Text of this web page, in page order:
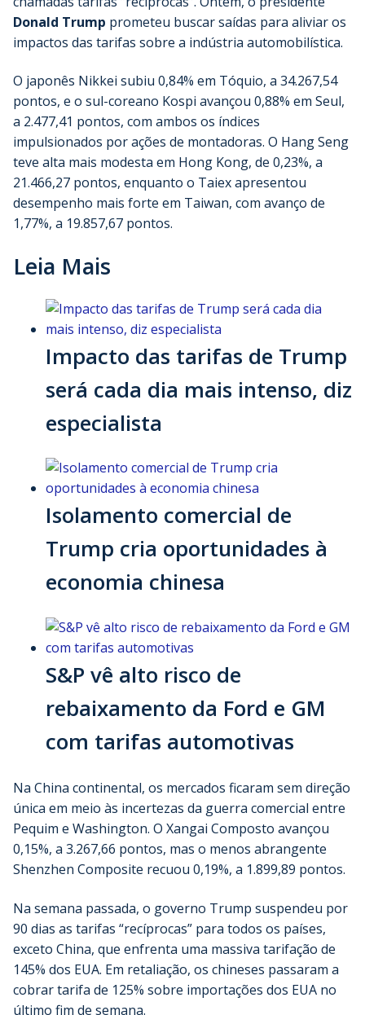
Donald Trump prometeu buscar saídas para aliviar os
impactos das tarifas sobre a indústria automobilística.
O japonês Nikkei subiu 0,84% em Tóquio, a 34.267,54
pontos, e o sul-coreano Kospi avançou 0,88% em Seul,
a 2.477,41 pontos, com ambos os índices
impulsionados por ações de montadoras. O Hang Seng
teve alta mais modesta em Hong Kong, de 0,23%, a
21.466,27 pontos, enquanto o Taiex apresentou
desempenho mais forte em Taiwan, com avanço de
1,77%, a 19.857,67 pontos.
Leia Mais
Impacto das tarifas de Trump
será cada dia mais intenso, diz
especialista
Isolamento comercial de
Trump cria oportunidades à
economia chinesa
S&P vê alto risco de
rebaixamento da Ford e GM
com tarifas automotivas
Na China continental, os mercados ficaram sem direção
única em meio às incertezas da guerra comercial entre
Pequim e Washington. O Xangai Composto avançou
0,15%, a 3.267,66 pontos, mas o menos abrangente
Shenzhen Composite recuou 0,19%, a 1.899,89 pontos.
Na semana passada, o governo Trump suspendeu por
90 dias as tarifas “recíprocas” para todos os países,
exceto China, que enfrenta uma massiva tarifação de
145% dos EUA. Em retaliação, os chineses passaram a
cobrar tarifa de 125% sobre importações dos EUA no
último fim de semana.